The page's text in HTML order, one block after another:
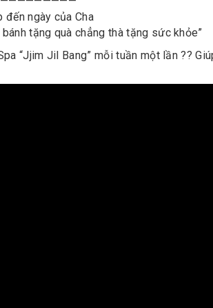
đến ngày của Cha
tặng quà chẳng thà tặng sức khỏe”
“Jjim Jil Bang” mỗi tuần một lần ??